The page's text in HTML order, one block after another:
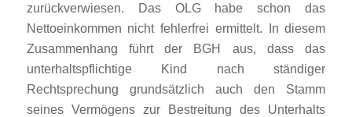
zurückverwiesen. Das OLG habe schon das
Nettoeinkommen nicht fehlerfrei ermittelt. In diesem
Zusammenhang führt der BGH aus, dass das
unterhaltspflichtige Kind nach ständiger
Rechtsprechung grundsätzlich auch den Stamm
seines Vermögens zur Bestreitung des Unterhalts